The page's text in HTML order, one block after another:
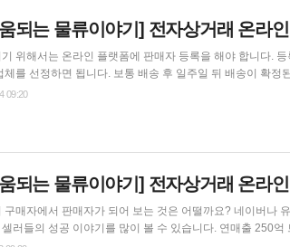
되는 물류이야기] 전자상거래 온라
위해서는 온라인 플랫폼에 판매자 등록을 해야 합니다.
송이 확정된 후 계정으로 판매비용과 배송비용이 들어옵니다. 그
를 알아보겠습니다. 1. 한국사업자 vs 해외사업자 온라인 스토어를 개설해 운영하기 위
09:20
되는 물류이야기] 전자상거래 온라
어 보는 것은 어떨까요? 네이버나 유튜브에 쇼핑몰이나 해외구매대행 성공을 검색해 보면
많이 볼 수 있습니다. 연매출 250억 브랜드인 코니바이에린이란 업체 대표는 경력 단절의